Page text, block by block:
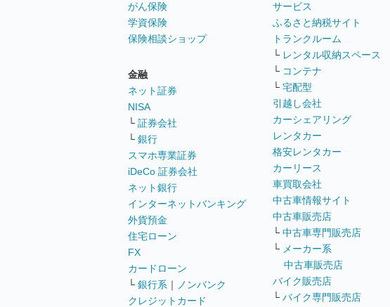
がん保険
学資保険
保険相談ショップ
金融
ネット証券
NISA
└ 証券会社
└ 銀行
スマホ専業証券
iDeCo 証券会社
ネット銀行
インターネットバンキング
外貨預金
住宅ローン
FX
カードローン
└ 銀行系 ｜
ノンバンク
クレジットカード
サービス
ふるさと納税サイト
トランクルーム
└ レンタル収納スペース
└ コンテナ
└ 宅配型
引越し会社
カーシェアリング
レンタカー
格安レンタカー
カーリース
車買取会社
中古車情報サイト
中古車販売店
└ 中古車専門販売店
└ メーカー系
中古車販売店
バイク販売店
└ バイク専門販売店